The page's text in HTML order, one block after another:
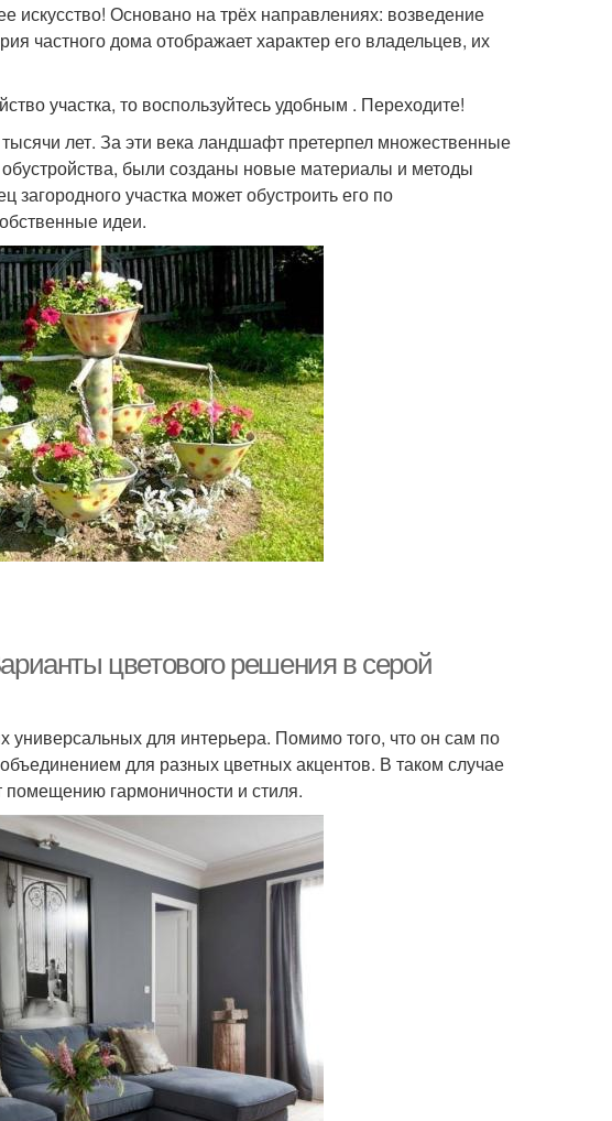
Основано на трёх направлениях: возведение
частного дома отображает характер его владельцев, их
участка, то воспользуйтесь удобным . Переходите!
лет. За эти века ландшафт претерпел множественные
были созданы новые материалы и методы
участка может обустроить его по
идеи.
цветового решения в серой
для интерьера. Помимо того, что он сам по
для разных цветных акцентов. В таком случае
помещению гармоничности и стиля.